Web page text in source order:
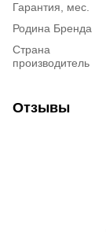
Гарантия, мес.
Родина Бренда
Страна
производитель
Отзывы